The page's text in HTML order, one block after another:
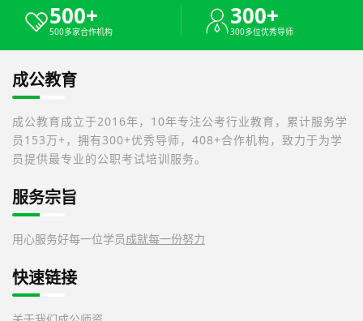
500+
500多家合作机构
300+
300多位优秀导师
成公教育
成公教育成立于2016年，10年专注公考行业教育，累计服务学
员153万+，拥有300+优秀导师，408+合作机构，致力于为学
员提供最专业的公职考试培训服务。
服务宗旨
用心服务好每一位学员成就每一份努力
快速链接